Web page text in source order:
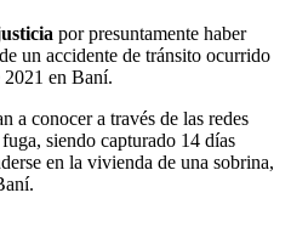
por presuntamente haber
un accidente de tránsito ocurrido
2021 en Baní.
a conocer a través de las redes
siendo capturado 14 días
en la vivienda de una sobrina,